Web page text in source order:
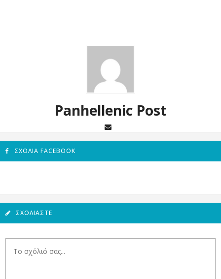
Panhellenic Post
ΣΧΌΛΙΑ FACEBOOK
ΣΧΟΛΙΆΣΤΕ